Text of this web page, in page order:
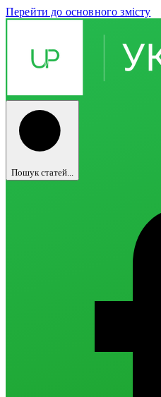
Перейти до основного змісту
Пошук статей...